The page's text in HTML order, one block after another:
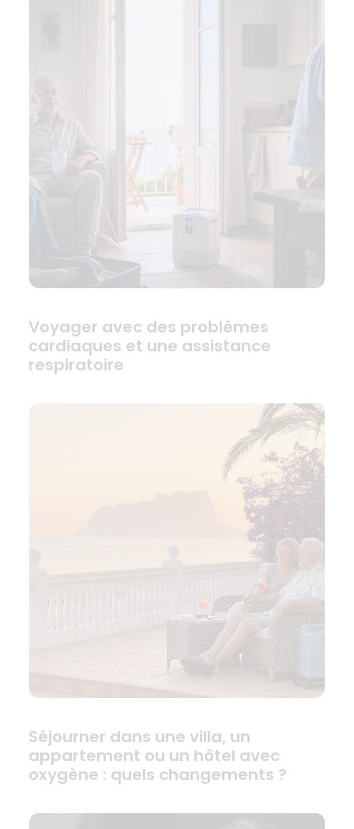
Voyager avec des problèmes
cardiaques et une assistance
respiratoire
Séjourner dans une villa, un
appartement ou un hôtel avec
oxygène : quels changements ?